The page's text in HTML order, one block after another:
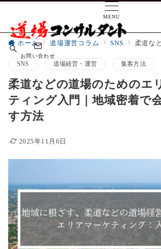
MENU
お問い合わせ
ホーム 道場運営コラム SNS 柔道などの道場のための
SNS 道場経営・運営 集客方法
柔道などの道場のためのエ
ティング入門｜地域密着で
す方法
2025年11月6日